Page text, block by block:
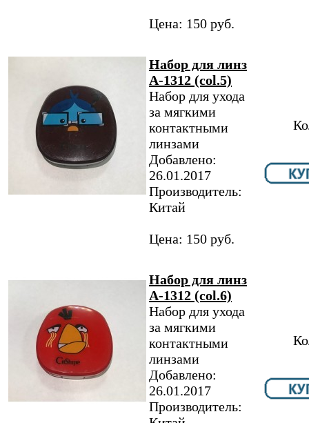
Цена: 150 руб.
Набор для линз
A-1312 (col.5)
Набор для ухода
за мягкими
контактными
линзами
Добавлено:
26.01.2017
Производитель:
Китай
Цена: 150 руб.
Набор для линз
A-1312 (col.6)
Набор для ухода
за мягкими
контактными
линзами
Добавлено:
26.01.2017
Производитель: